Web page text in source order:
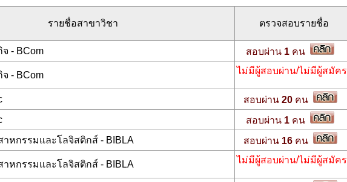
รายชื่อสาขาวิชา ตรวจสอบรายชื่อ
- BCom สอบผ่าน 1 คน
- BCom ไม่มีผู้สอบผ่าน/ไม่มีผู้สมัคร
สอบผ่าน 20คน
สอบผ่าน 1 คน
หกรรมและโลจิสติกส์ - BIBLA สอบผ่าน 16คน
หกรรมและโลจิสติกส์ - BIBLA ไม่มีผู้สอบผ่าน/ไม่มีผู้สมัคร